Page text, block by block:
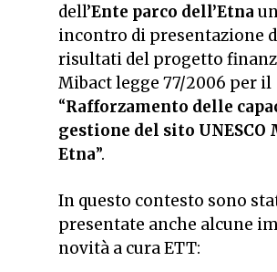
dell’Ente parco dell’Etna
incontro di presentazione
risultati del progetto
Mibact legge 77/2006 per il
“Rafforzamento delle
gestione del sito UNESCO
Etna”.
In questo contesto sono
presentate anche alcune
novità a cura ETT: